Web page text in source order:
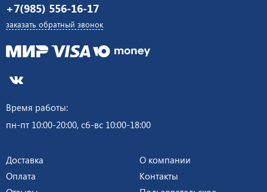
+7(985) 556-16-17
заказать обратный звонок
Время работы:
пн-пт 10:00-20:00, сб-вс 10:00-18:00
Доставка
Оплата
О компании
Контакты